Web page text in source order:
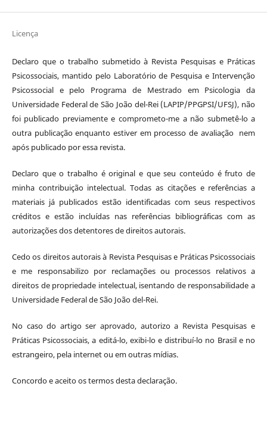
Licença
Declaro que o trabalho submetido à Revista Pesquisas e Práticas
Psicossociais, mantido pelo Laboratório de Pesquisa e Intervenção
Psicossocial e pelo Programa de Mestrado em Psicologia da
Universidade Federal de São João del-Rei (LAPIP/PPGPSI/UFSJ), não
foi publicado previamente e comprometo-me a não submetê-lo a
outra publicação enquanto estiver em processo de avaliação nem
após publicado por essa revista.
Declaro que o trabalho é original e que seu conteúdo é fruto de
minha contribuição intelectual. Todas as citações e referências a
materiais já publicados estão identificadas com seus respectivos
créditos e estão incluídas nas referências bibliográficas com as
autorizações dos detentores de direitos autorais.
Cedo os direitos autorais à Revista Pesquisas e Práticas Psicossociais
e me responsabilizo por reclamações ou processos relativos a
direitos de propriedade intelectual, isentando de responsabilidade a
Universidade Federal de São João del-Rei.
No caso do artigo ser aprovado, autorizo a Revista Pesquisas e
Práticas Psicossociais, a editá-lo, exibi-lo e distribuí-lo no Brasil e no
estrangeiro, pela internet ou em outras mídias.
Concordo e aceito os termos desta declaração.